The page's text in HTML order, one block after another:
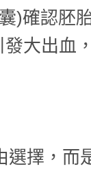
)確認胚
大出血
選擇，而